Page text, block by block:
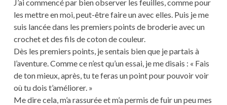
J’ai commencé par bien observer les feuilles, comme pour
les mettre en moi, peut-être faire un avec elles. Puis je me
suis lancée dans les premiers points de broderie avec un
crochet et des fils de coton de couleur.
Dès les premiers points, je sentais bien que je partais à
l’aventure. Comme ce n’est qu’un essai, je me disais : « Fais
de ton mieux, après, tu te feras un point pour pouvoir voir
où tu dois t’améliorer. »
Me dire cela, m’a rassurée et m’a permis de fuir un peu mes